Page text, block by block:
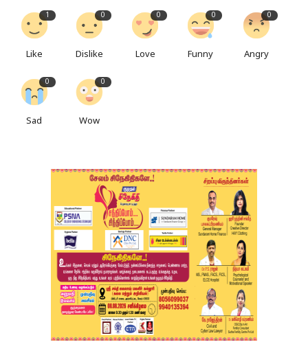
1
Like
0
Dislike
0
Love
0
Funny
0
Angry
0
Sad
0
Wow